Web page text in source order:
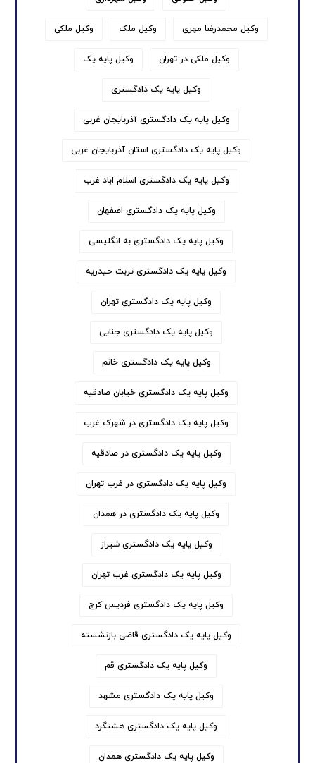
وکیل محمدرضا مهری وکیل ملک وکیل ملکی
وکیل ملکی در تهران وکیل پایه یک
وکیل پایه یک دادگستری
وکیل پایه یک دادگستری آذربایجان غربی
وکیل پایه یک دادگستری استان آذربایجان غربی
وکیل پایه یک دادگستری اسلام اباد غرب
وکیل پایه یک دادگستری اصفهان
وکیل پایه یک دادگستری به انگلیسی
وکیل پایه یک دادگستری تربت حیدریه
وکیل پایه یک دادگستری تهران
وکیل پایه یک دادگستری جنایی
وکیل پایه یک دادگستری خانم
وکیل پایه یک دادگستری خیابان صادقیه
وکیل پایه یک دادگستری در شهرک غرب
وکیل پایه یک دادگستری در صادقیه
وکیل پایه یک دادگستری در غرب تهران
وکیل پایه یک دادگستری در همدان
وکیل پایه یک دادگستری شیراز
وکیل پایه یک دادگستری غرب تهران
وکیل پایه یک دادگستری فردیس کرج
وکیل پایه یک دادگستری قاضی بازنشسته
وکیل پایه یک دادگستری قم
وکیل پایه یک دادگستری مشهد
وکیل پایه یک دادگستری هشتگرد
وکیل پایه یک دادگستری همدان